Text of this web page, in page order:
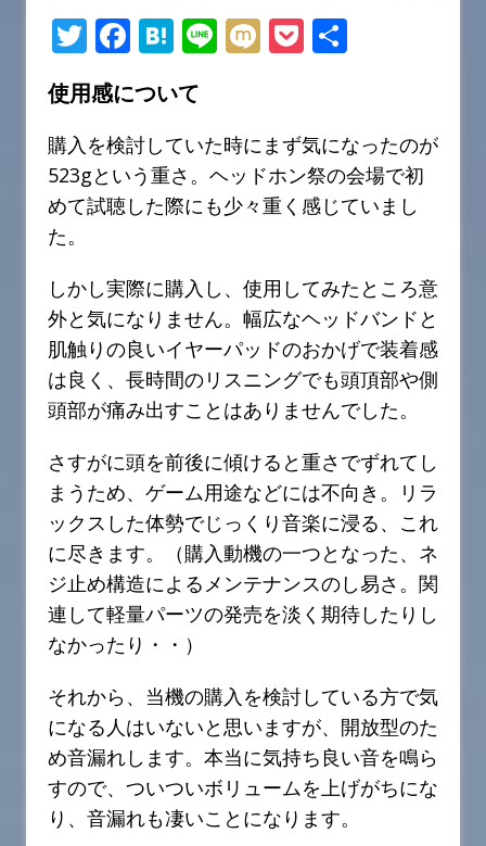
T
w
it
te
r
F
c
e
b
o
k
H
e
n
a
Li M P
k
et
使用感について
購入を検討していた時にまず気になったのが
523gという重さ。ヘッドホン祭の会場で初
めて試聴した際にも少々重く感じていまし
た。
しかし実際に購入し、使用してみたところ意
外と気になりません。幅広なヘッドバンドと
肌触りの良いイヤーパッドのおかげで装着感
は良く、長時間のリスニングでも頭頂部や側
頭部が痛み出すことはありませんでした。
さすがに頭を前後に傾けると重さでずれてし
まうため、ゲーム用途などには不向き。リラ
ックスした体勢でじっくり音楽に浸る、これ
に尽きます。（購入動機の一つとなった、ネ
ジ止め構造によるメンテナンスのし易さ。関
連して軽量パーツの発売を淡く期待したりし
なかったり・・）
それから、当機の購入を検討している方で気
になる人はいないと思いますが、開放型のた
め音漏れします。本当に気持ち良い音を鳴ら
すので、ついついボリュームを上げがちにな
り、音漏れも凄いことになります。